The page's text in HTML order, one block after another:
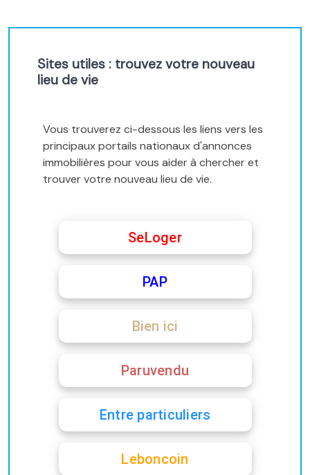
Sites utiles : trouvez votre nouveau
lieu de vie
Vous trouverez ci-dessous les liens vers les
principaux portails nationaux d'annonces
immobilières pour vous aider à chercher et
trouver votre nouveau lieu de vie.
SeLoger
PAP
Bien ici
Paruvendu
Entre particuliers
Leboncoin